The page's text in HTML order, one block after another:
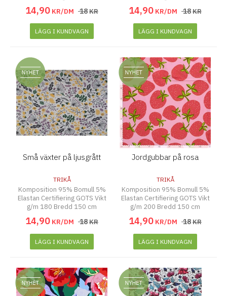
14,90 KR/DM 18KR
LÄGG I KUNDVAGN
14,90 KR/DM 18KR
LÄGG I KUNDVAGN
Små växter på ljusgrått
TRIKÅ
Komposition 95% Bomull 5%
Elastan Certifiering GOTS Vikt
g/m 180 Bredd 150 cm
14,90 KR/DM 18KR
LÄGG I KUNDVAGN
Jordgubbar på rosa
TRIKÅ
Komposition 95% Bomull 5%
Elastan Certifiering GOTS Vikt
g/m 200 Bredd 150 cm
14,90 KR/DM 18KR
LÄGG I KUNDVAGN